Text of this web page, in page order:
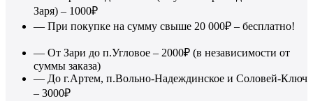
Заря) – 1000₽
— При покупке на сумму свыше 20 000₽ – бесплатно!
— От Зари до п.Угловое – 2000₽ (в независимости от
суммы заказа)
— До г.Артем, п.Вольно-Надеждинское и Соловей-Ключ
– 3000₽